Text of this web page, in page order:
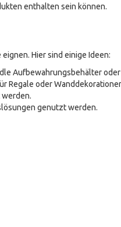
enthalten sein können.
Hier sind einige Ideen:
Aufbewahrungsbehälter
Regale oder
genutzt werden.